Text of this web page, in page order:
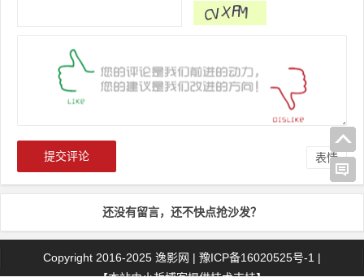
表情
还没有留言，还不快点抢沙发？
Copyright 2016-2025 逸影网 | 豫ICP备16020525号-1 |